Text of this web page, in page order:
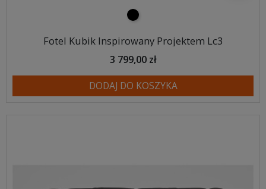
czarny
Fotel Kubik Inspirowany Projektem Lc3
3 799,00 zł
DODAJ DO KOSZYKA